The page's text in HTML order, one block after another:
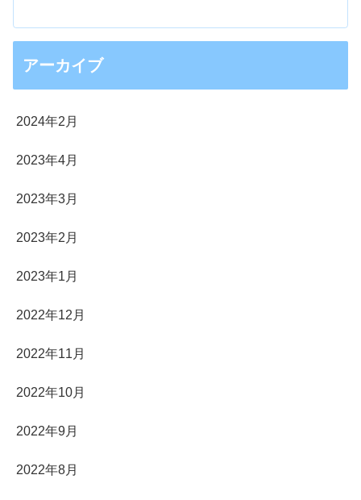
アーカイブ
2024年2月
2023年4月
2023年3月
2023年2月
2023年1月
2022年12月
2022年11月
2022年10月
2022年9月
2022年8月